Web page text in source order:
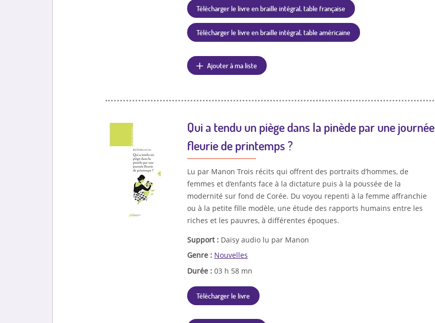
Télécharger le livre en braille intégral, table française
Télécharger le livre en braille intégral, table américaine
Ajouter à ma liste
Qui a tendu un piège dans la pinède par une journée
fleurie de printemps ?
Lu par Manon Trois récits qui offrent des portraits d’hommes, de
femmes et d’enfants face à la dictature puis à la poussée de la
modernité sur fond de Corée. Du voyou repenti à la femme affranchie
ou à la petite fille modèle, une étude des rapports humains entre les
riches et les pauvres, à différentes époques.
Support : Daisy audio lu par Manon
Genre : Nouvelles
Durée : 03 h 58 mn
Télécharger le livre